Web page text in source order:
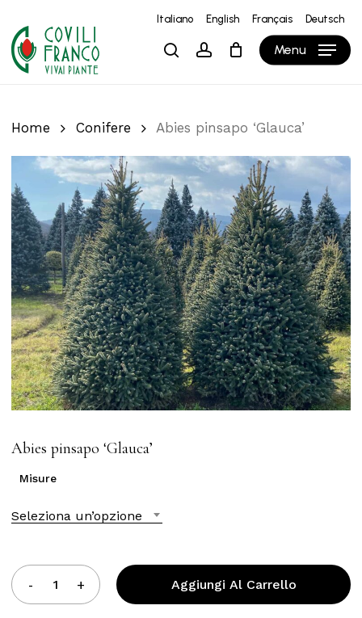
main
content
Italiano English Français Deutsch
searchaccount Menu
Carrello Close
Cart
Home Conifere Abies pinsapo ‘Glauca’
Abies pinsapo ‘Glauca’
Misure
Seleziona un’opzione
Aggiungi Al Carrello